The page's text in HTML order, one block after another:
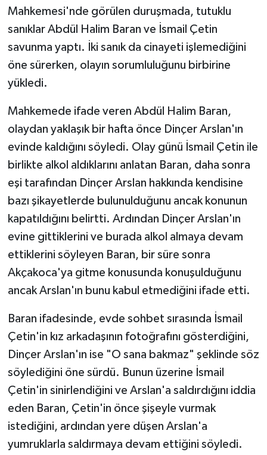
Mahkemesi'nde görülen duruşmada, tutuklu
sanıklar Abdül Halim Baran ve İsmail Çetin
savunma yaptı. İki sanık da cinayeti işlemediğini
öne sürerken, olayın sorumluluğunu birbirine
yükledi.
Mahkemede ifade veren Abdül Halim Baran,
olaydan yaklaşık bir hafta önce Dinçer Arslan'ın
evinde kaldığını söyledi. Olay günü İsmail Çetin ile
birlikte alkol aldıklarını anlatan Baran, daha sonra
eşi tarafından Dinçer Arslan hakkında kendisine
bazı şikayetlerde bulunulduğunu ancak konunun
kapatıldığını belirtti. Ardından Dinçer Arslan'ın
evine gittiklerini ve burada alkol almaya devam
ettiklerini söyleyen Baran, bir süre sonra
Akçakoca'ya gitme konusunda konuşulduğunu
ancak Arslan'ın bunu kabul etmediğini ifade etti.
Baran ifadesinde, evde sohbet sırasında İsmail
Çetin'in kız arkadaşının fotoğrafını gösterdiğini,
Dinçer Arslan'ın ise "O sana bakmaz" şeklinde söz
söylediğini öne sürdü. Bunun üzerine İsmail
Çetin'in sinirlendiğini ve Arslan'a saldırdığını iddia
eden Baran, Çetin'in önce şişeyle vurmak
istediğini, ardından yere düşen Arslan'a
yumruklarla saldırmaya devam ettiğini söyledi.
Yazarlarımız
Tüm Makaleler
Tüm Haberler
Son Dakika
Tüm Haberler